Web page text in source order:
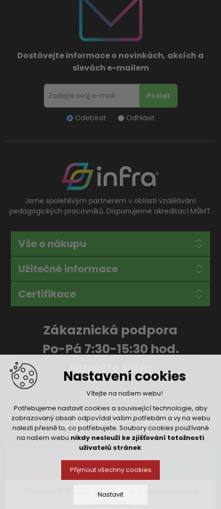
Nastavení cookies
Vítejte na našem webu!
Potřebujeme nastavit cookies a související technologie, aby
zobrazovaný obsah odpovídal vašim potřebám a vy na webu
nalezli přesně to, co potřebujete. Soubory cookies používané
na našem webu nikdy neslouží ke zjišťování totožnosti
uživatelů stránek.
Přijmout všechny cookies
Nastavit
Dostávejte informace o novinkách, akcích a
slevách e-mailem
Odebírat Odhlásit
Jsme spolehlivým partnerem v oblasti vzdělávání
pedagogických pracovníků. Disponujeme akreditací MŠMT.
Vše o nákupu
Užitečné informace
Certifikace
Zákaznická podpora
Po-Pá 7:30-15:30 hod.
Napište nám
Sledujte nás
Copyright © 2026 INFRA, s.r.o. Všechna práva
vyhrazena.